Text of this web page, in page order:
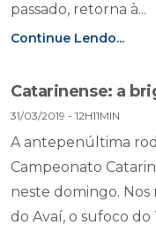
passado, retorna à...
Continue Lendo...
Catarinense: a
31/03/2019 - 12H11MIN
A antepenúltima
Campeonato
neste domingo. Nos
do Avaí, o sufoco do